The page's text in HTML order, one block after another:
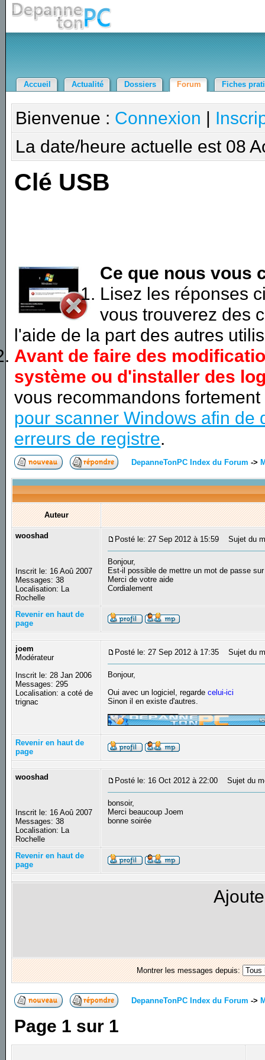
Accueil Actualité Dossiers Forum Fiches
Bienvenue : Connexion |
La date/heure actuelle est 08
Clé USB
Ce que nous vous
Lisez les réponses
vous trouverez des
l'aide de la part des autres
Avant de faire des
système ou d'installer des
vous recommandons
pour scanner Windows afin de
erreurs de registre.
DepanneTonPC Index du Forum ->
Auteur
wooshad
Inscrit le: 16 Aoû 2007
Messages: 38
Localisation: La
Rochelle
Posté le: 27 Sep 2012 à 15:59 Sujet du
Bonjour,
Est-il possible de mettre un mot de passe
Merci de votre aide
Cordialement
Revenir en haut de
page
joem
Modérateur
Inscrit le: 28 Jan 2006
Messages: 295
Localisation: a coté de
trignac
Posté le: 27 Sep 2012 à 17:35 Sujet du
Bonjour,
Oui avec un logiciel, regardecelui-ici
Sinon il en existe d'autres.
Revenir en haut de
page
wooshad
Inscrit le: 16 Aoû 2007
Messages: 38
Localisation: La
Rochelle
Posté le: 16 Oct 2012 à 22:00 Sujet du
bonsoir,
Merci beaucoup Joem
bonne soirée
Revenir en haut de
page
Montrer les messages depuis:
DepanneTonPC Index du Forum ->
Page 1 sur 1